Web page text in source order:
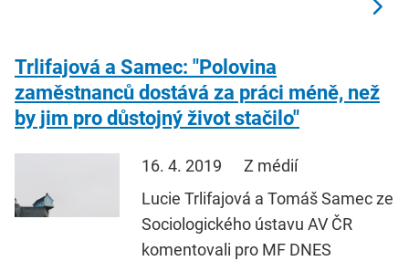
Trlifajová a Samec: "Polovina
zaměstnanců dostává za práci méně, než
by jim pro důstojný život stačilo"
16. 4. 2019
Z médií
Lucie Trlifajová a Tomáš Samec ze
Sociologického ústavu AV ČR
komentovali pro MF DNES